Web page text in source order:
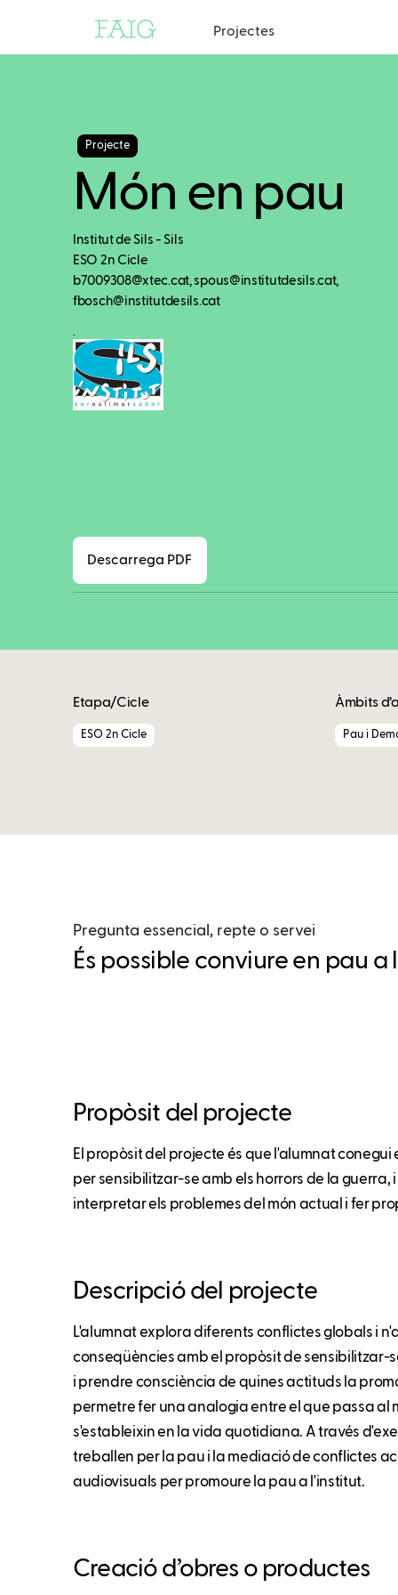
Projectes
Projecte
Món en pau
Institut de Sils - Sils
ESO 2n Cicle
b7009308@xtec.cat, spous@institutdesils.cat,
fbosch@institutdesils.cat
Descarrega PDF
Etapa/Cicle
ESO 2n Cicle
Àmbits
Pau i
Pregunta essencial, repte o servei
És possible conviure en pau a
Propòsit del projecte
El propòsit del projecte és que l'alumnat
per sensibilitzar-se amb els horrors de la guerra,
interpretar els problemes del món actual i fer
Descripció del projecte
L'alumnat explora diferents conflictes globals i
conseqüències amb el propòsit de sensibilitzar-
i prendre consciència de quines actituds la
permetre fer una analogia entre el que passa al
s'estableixin en la vida quotidiana. A través
treballen per la pau i la mediació de conflictes
audiovisuals per promoure la pau a l'institut.
Creació d’obres o productes